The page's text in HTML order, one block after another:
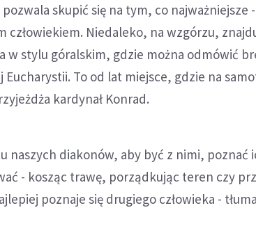
skupić się na tym, co najważniejsze
człowiekiem. Niedaleko, na wzgórzu,
w stylu góralskim, gdzie można odmówić
To od lat miejsce, gdzie na
kardynał Konrad.
naszych diakonów, aby być z nimi, poznać
- kosząc trawę, porządkując teren czy
poznaje się drugiego człowieka -